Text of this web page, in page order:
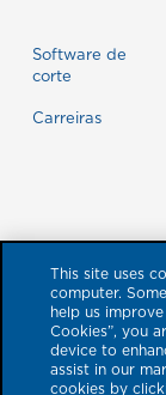
Software de
corte
Carreiras
This site uses
computer.
help us
Cookies”, you
device to
assist in our
cookies by